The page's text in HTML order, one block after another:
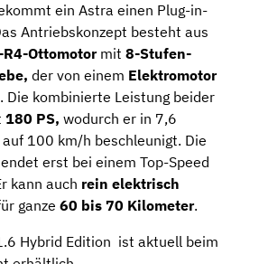
ein Astra einen Plug-in-
Antriebskonzept besteht aus
Ottomotormit 8-Stufen-
der von einem Elektromotor
Die kombinierte Leistung beider
180 PS, wodurch er in 7,6
100 km/h beschleunigt. Die
erst bei einem Top-Speed
kann auch rein elektrisch
ganze 60 bis 70 Kilometer.
Hybrid Edition ist aktuell beim